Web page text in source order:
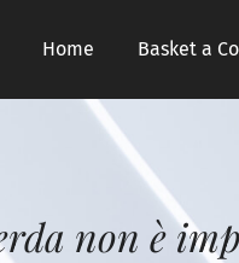
Home Basket a
non è